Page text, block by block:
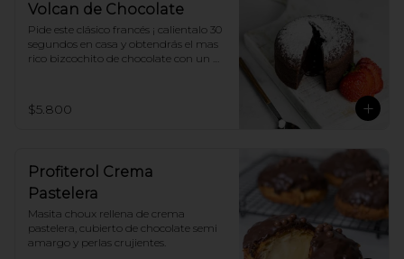
Volcan de Chocolate
Pide este clásico francés ¡ calientalo 30
segundos en casa y obtendrás el mas
rico bizcochito de chocolate con un
disfruta ¡
$5.800
Profiterol Crema
Pastelera
Masita choux rellena de crema
pastelera, cubierto de chocolate semi
amargo y perlas crujientes.